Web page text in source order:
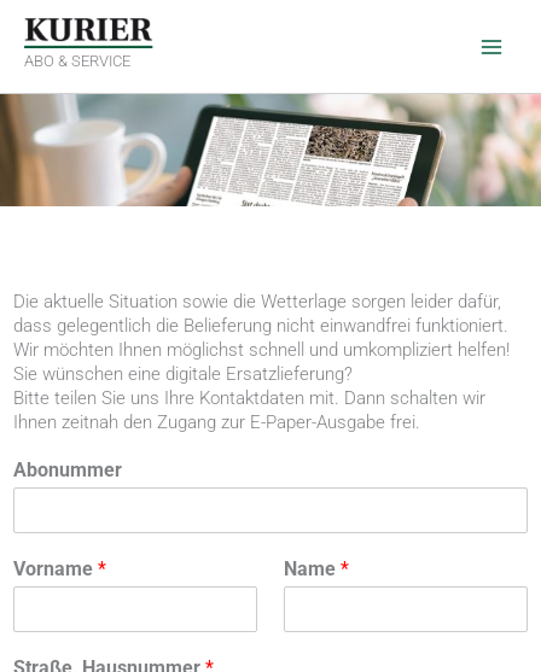
Inhalt
springen
ABO & SERVICE
Die aktuelle Situation sowie die Wetterlage sorgen leider dafür,
dass gelegentlich die Belieferung nicht einwandfrei funktioniert.
Wir möchten Ihnen möglichst schnell und umkompliziert helfen!
Sie wünschen eine digitale Ersatzlieferung?
Bitte teilen Sie uns Ihre Kontaktdaten mit. Dann schalten wir
Ihnen zeitnah den Zugang zur E-Paper-Ausgabe frei.
Abonummer
Vorname * Name *